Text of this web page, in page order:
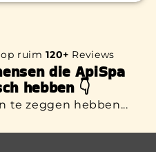
op ruim120+ Reviews
die ApiSpa
hebben 👇
te zeggen hebben...